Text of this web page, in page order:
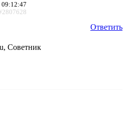
Ответить
Советник